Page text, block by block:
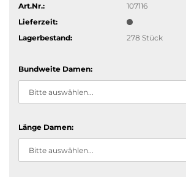
Art.Nr.:
107116
Lieferzeit:
Lagerbestand:
278 Stück
Bundweite Damen:
Länge Damen: